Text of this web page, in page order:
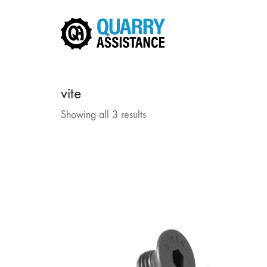
vite
Showing all 3 results